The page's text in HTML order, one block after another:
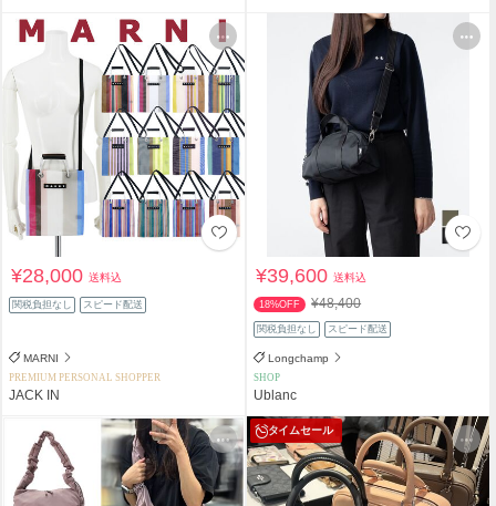
¥28,000送料込
関税負担なし スピード配送
MARNI
PREMIUM PERSONAL SHOPPER
JACK IN
¥39,600送料込
18%OFF ¥48,400
関税負担なし スピード配送
Longchamp
SHOP
Ublanc
タイムセール